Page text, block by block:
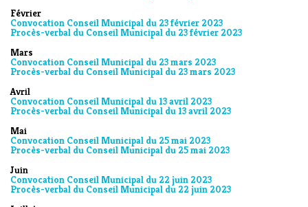
Février
Convocation Conseil Municipal du 23 février 2023
Procès-verbal du Conseil Municipal du 23 février 2023
Mars
Convocation Conseil Municipal du 23 mars 2023
Procès-verbal du Conseil Municipal du 23 mars 2023
Avril
Convocation Conseil Municipal du 13 avril 2023
Procès-verbal du Conseil Municipal du 13 avril 2023
Mai
Convocation Conseil Municipal du 25 mai 2023
Procès-verbal du Conseil Municipal du 25 mai 2023
Juin
Convocation Conseil Municipal du 22 juin 2023
Procès-verbal du Conseil Municipal du 22 juin 2023